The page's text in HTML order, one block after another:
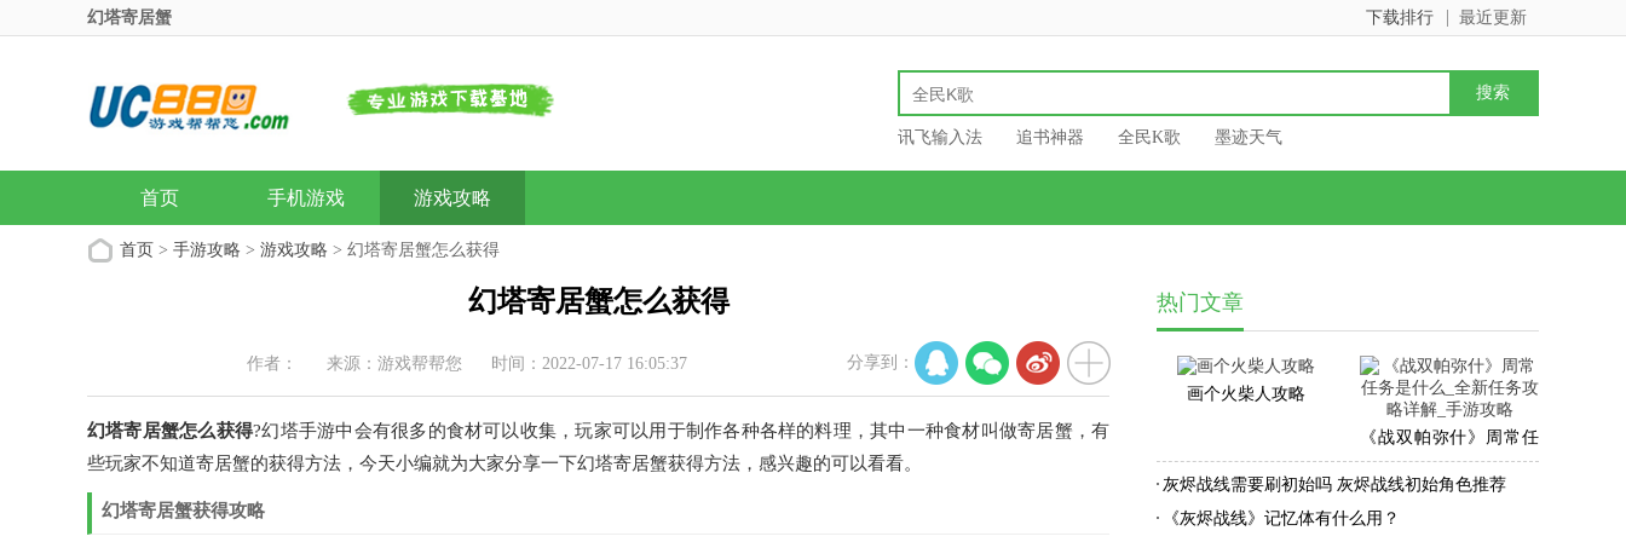
幻塔寄居蟹 最近更新
下载排行
讯飞输入法 追书神器 全民K歌 墨迹天气
首页 手机游戏 游戏攻略
首页 > 手游攻略 > 游戏攻略 > 幻塔寄居蟹怎么获得
幻塔寄居蟹怎么获得
作者： 来源：游戏帮帮您 时间：2022-07-17 16:05:37
幻塔寄居蟹怎么获得?幻塔手游中会有很多的食材可以收集，玩家可以用于制作各种各样的料理，其中一种食材叫做寄居蟹，有
些玩家不知道寄居蟹的获得方法，今天小编就为大家分享一下幻塔寄居蟹获得方法，感兴趣的可以看看。
幻塔寄居蟹获得攻略
分享到：
热门文章
画个火柴人攻略
《战双帕弥什》周常任
务是什么_全新任务攻略
灰烬战线需要刷初始吗 灰烬战线初始角色推荐
《灰烬战线》记忆体有什么用？